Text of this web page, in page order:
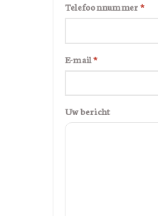
Telefoonnummer*
E-mail*
Uw bericht